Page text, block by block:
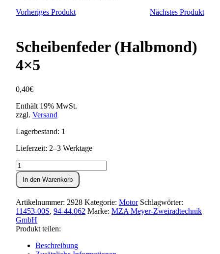
Vorheriges Produkt
Nächstes Produkt
Scheibenfeder (Halbmond)
4×5
0,40€
Enthält 19% MwSt.
zzgl. Versand
Lagerbestand: 1
Lieferzeit: 2–3 Werktage
Scheibenfeder
(Halbmond)
4x5
Menge
In den Warenkorb
Artikelnummer: 2928 Kategorie: Motor Schlagwörter:
11453-00S, 94-44.062 Marke: MZA Meyer-Zweiradtechnik
GmbH
Produkt teilen:
Beschreibung